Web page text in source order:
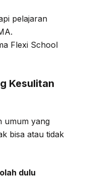
pelajaran
Flexi School
Kesulitan
umum yang
bisa atau tidak
dulu